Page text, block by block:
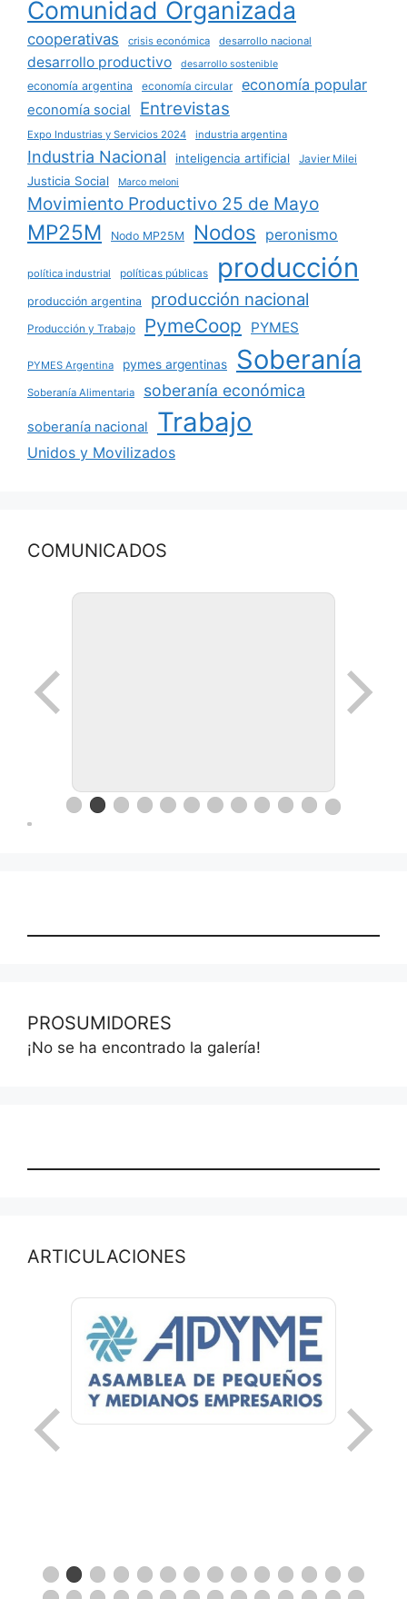
Comunidad Organizada
cooperativas crisis económica desarrollo nacional
desarrollo productivo desarrollo sostenible
economía argentina economía circular economía popular
economía social Entrevistas
Expo Industrias y Servicios 2024 industria argentina
Industria Nacional inteligencia artificial Javier Milei
Justicia Social Marco meloni
Movimiento Productivo 25 de Mayo
MP25M Nodo MP25M Nodos peronismo
política industrial políticas públicas producción
producción argentina producción nacional
Producción y Trabajo PymeCoop PYMES
PYMES Argentina pymes argentinas Soberanía
Soberanía Alimentaria soberanía económica
soberanía nacional Trabajo
Unidos y Movilizados
COMUNICADOS
PROSUMIDORES
¡No se ha encontrado la galería!
ARTICULACIONES